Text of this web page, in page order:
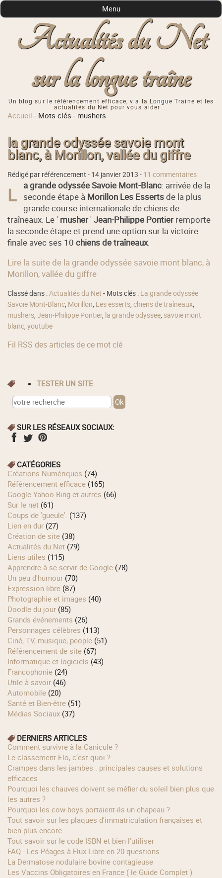
Actualités du Net
sur la longue traîne
Un blog sur le référencement efficace, via la Longue Traine et les
actualités du Net pour vous aider ...
Menu
Accueil - Mots clés - mushers
la grande odyssée savoie mont
blanc, à Morillon, vallée du giffre
Rédigé par référencement - 14 janvier 2013 - 11 commentaires
L a grande odyssée Savoie Mont-Blanc: arrivée de la
seconde étape à Morillon Les Essertsde la plus
grande course internationale de chiens de
traîneaux. Le ' musher'Jean-Philippe Pontierremporte
la seconde étape et prend une option sur la victoire
finale avec ses 10chiens de traîneaux.
Lire la suite de la grande odyssée savoie mont blanc, à
Morillon, vallée du giffre
Classé dans :Actualités du Net - Mots clés : La grande odyssée
Savoie Mont-Blanc, Morillon, Les esserts,chiens de traîneaux,
mushers,Jean-Philippe Pontier, la grande odyssee, savoie mont
blanc,youtube
Fil RSS des articles de ce mot clé
TESTER UN SITE
SUR LES RÉSEAUX SOCIAUX:
CATÉGORIES
Créations Numériques (74)
Référencement efficace (165)
Google Yahoo Bing et autres (66)
Sur le net (61)
Coups de 'gueule'. (137)
Lien en dur (27)
Création de site (38)
Actualités du Net (79)
Liens utiles (115)
Apprendre à se servir de Google (78)
Un peu d'humour (70)
Expression libre (87)
Photographie et images (40)
Doodle du jour (85)
Grands événements (26)
Personnages célèbres (113)
Ciné, TV, musique, people (51)
Référencement de site (67)
Informatique et logiciels (43)
Francophonie (24)
Utile à savoir (46)
Automobile (20)
Santé et Bien-être (51)
Médias Sociaux (37)
DERNIERS ARTICLES
Comment survivre à la Canicule ?
Le classement Elo, c’est quoi ?
Crampes dans les jambes : principales causes et solutions
efficaces
Pourquoi les chauves doivent se méfier du soleil bien plus que
les autres ?
Pourquoi les cow‑boys portaient‑ils un chapeau ?
Tout savoir sur les plaques d'immatriculation françaises et
bien plus encore
Tout savoir sur le code ISBN et bien l'utiliser
FAQ - Les Péages à Flux Libre en 20 questions
La Dermatose nodulaire bovine contagieuse
Les Vaccins Obligatoires en France ( le Guide Complet )